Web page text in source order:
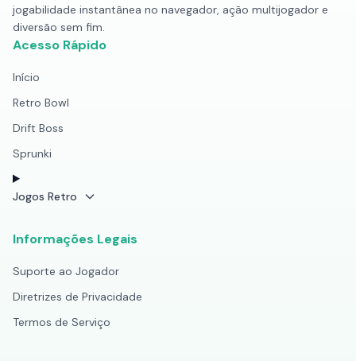
jogabilidade instantânea no navegador, ação multijogador e
diversão sem fim.
Acesso Rápido
Início
Retro Bowl
Drift Boss
Sprunki
Jogos Retro
Informações Legais
Suporte ao Jogador
Diretrizes de Privacidade
Termos de Serviço